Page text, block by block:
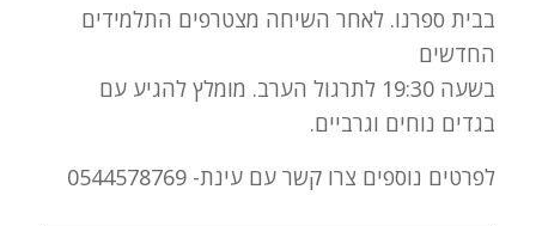
בבית ספרנו. לאחר השיחה מצטרפים התלמידים
החדשים
בשעה 19:30 לתרגול הערב. מומלץ להגיע עם
בגדים נוחים וגרביים.
לפרטים נוספים צרו קשר עם עינת- 0544578769